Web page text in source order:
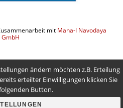
mit Mana-I Navodaya
GmbH
ändern möchten z.B. Erteilung
erteilter Einwilligungen klicken Sie
Button.